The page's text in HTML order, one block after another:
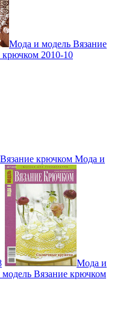
Мода и модель Вязание
2010-10
крючком Мода и
Мода и
Вязание крючком